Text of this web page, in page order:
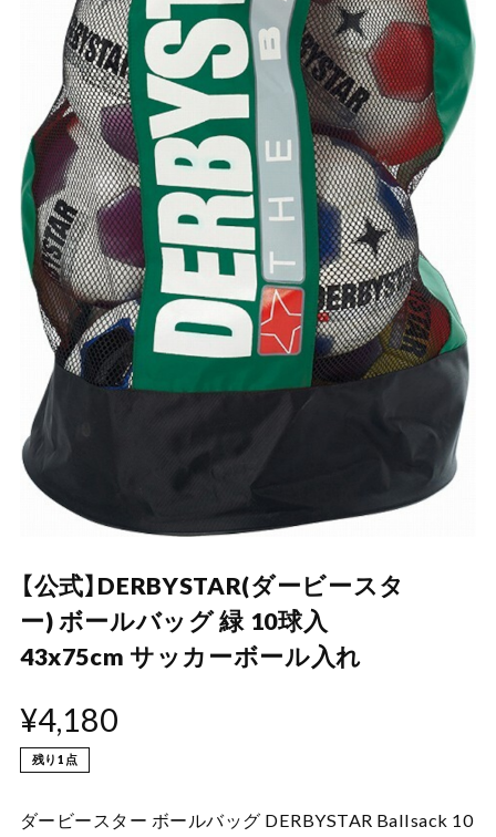
【公式】DERBYSTAR(ダービースタ
ー) ボールバッグ 緑 10球入
43x75cm サッカーボール入れ
¥4,180
残り1点
ダービースター ボールバッグ DERBYSTAR Ballsack 10